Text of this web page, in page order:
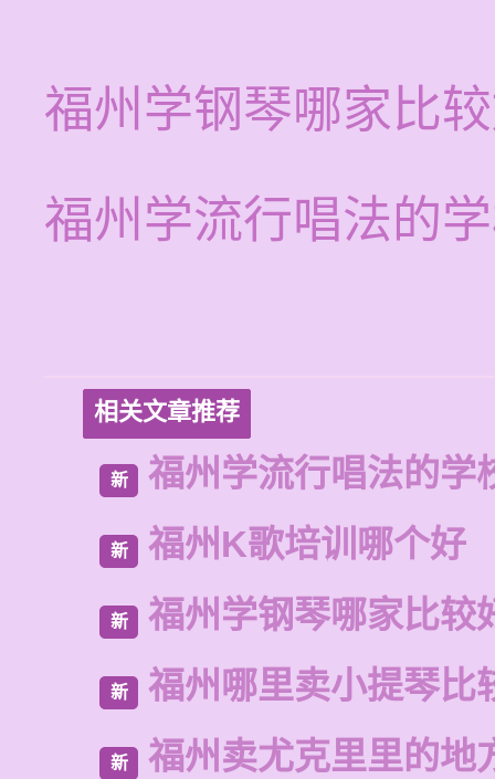
福州学钢琴哪家比
福州学流行唱法的
相关文章推荐
新 福州学流行唱法的学
新 福州K歌培训哪个好
新 福州学钢琴哪家比较
新 福州哪里卖小提琴比
新 福州卖尤克里里的地